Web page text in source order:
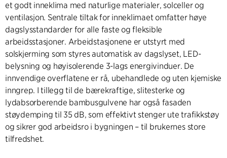
et godt inneklima med naturlige materialer, solceller og
ventilasjon. Sentrale tiltak for inneklimaet omfatter høye
dagslysstandarder for alle faste og fleksible
arbeidsstasjoner. Arbeidstasjonene er utstyrt med
solskjerming som styres automatisk av dagslyset, LED-
belysning og høyisolerende 3-lags energivinduer. De
innvendige overflatene er rå, ubehandlede og uten kjemiske
inngrep. I tillegg til de bærekraftige, slitesterke og
lydabsorberende bambusgulvene har også fasaden
støydemping til 35 dB, som effektivt stenger ute trafikkstøy
og sikrer god arbeidsro i bygningen – til brukernes store
tilfredshet.